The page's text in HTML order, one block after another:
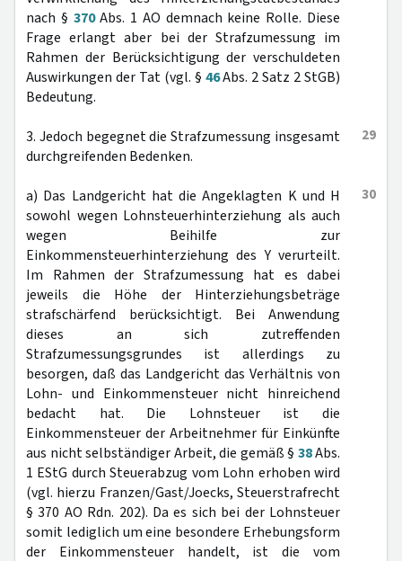
nach § 370Abs. 1 AO demnach keine Rolle. Diese
Frage erlangt aber bei der Strafzumessung im
Rahmen der Berücksichtigung der verschuldeten
Auswirkungen der Tat (vgl. § 46Abs. 2 Satz 2 StGB)
Bedeutung.
29
3. Jedoch begegnet die Strafzumessung insgesamt
durchgreifenden Bedenken.
30
a) Das Landgericht hat die Angeklagten K und H
sowohl wegen Lohnsteuerhinterziehung als auch
wegen Beihilfe zur
Einkommensteuerhinterziehung des Y verurteilt.
Im Rahmen der Strafzumessung hat es dabei
jeweils die Höhe der Hinterziehungsbeträge
strafschärfend berücksichtigt. Bei Anwendung
dieses an sich zutreffenden
Strafzumessungsgrundes ist allerdings zu
besorgen, daß das Landgericht das Verhältnis von
Lohn- und Einkommensteuer nicht hinreichend
bedacht hat. Die Lohnsteuer ist die
Einkommensteuer der Arbeitnehmer für Einkünfte
aus nicht selbständiger Arbeit, die gemäß § 38Abs.
1 EStG durch Steuerabzug vom Lohn erhoben wird
(vgl. hierzu Franzen/Gast/Joecks, Steuerstrafrecht
§ 370 AO Rdn. 202). Da es sich bei der Lohnsteuer
somit lediglich um eine besondere Erhebungsform
der Einkommensteuer handelt, ist die vom